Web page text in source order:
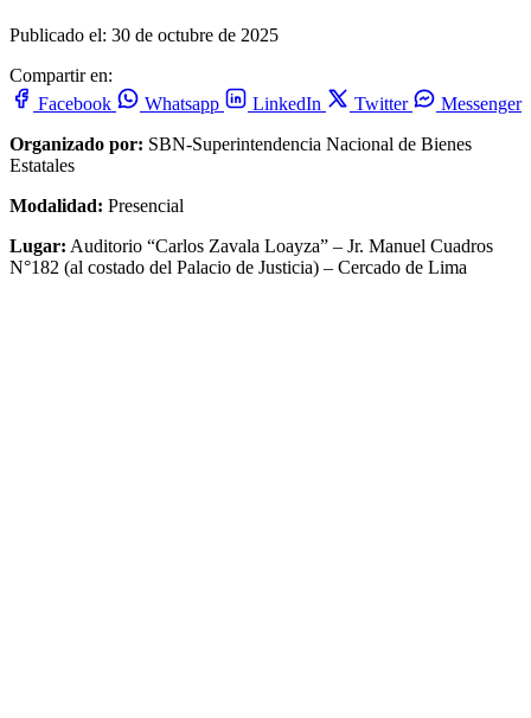
Publicado el: 30 de octubre de 2025
Compartir en:
Facebook
Whatsapp LinkedIn Twitter
Messenger
Organizado por: SBN-Superintendencia Nacional de Bienes
Estatales
Modalidad: Presencial
Lugar: Auditorio “Carlos Zavala Loayza” – Jr. Manuel Cuadros
N°182 (al costado del Palacio de Justicia) – Cercado de Lima